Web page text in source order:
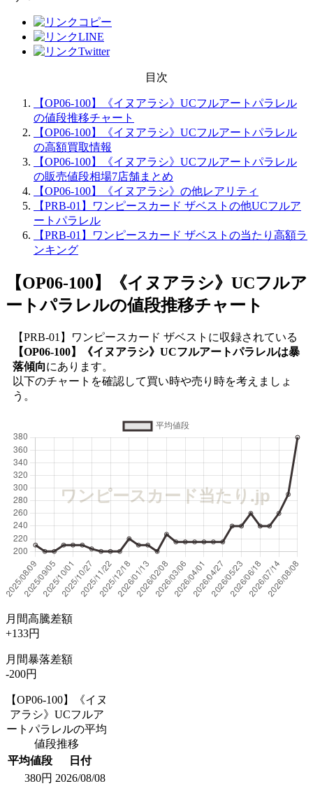
目次
【OP06-100】《イヌアラシ》UCフルアートパラレル
の値段推移チャート
【OP06-100】《イヌアラシ》UCフルアートパラレル
の高額買取情報
【OP06-100】《イヌアラシ》UCフルアートパラレル
の販売値段相場7店舗まとめ
【OP06-100】《イヌアラシ》の他レアリティ
【PRB-01】ワンピースカード ザベストの他UCフルア
ートパラレル
【PRB-01】ワンピースカード ザベストの当たり高額ラ
ンキング
【OP06-100】《イヌアラシ》UCフルア
ートパラレルの値段推移チャート
【PRB-01】ワンピースカード ザベストに収録されている
【OP06-100】《イヌアラシ》UCフルアートパラレルは暴
落傾向にあります。
以下のチャートを確認して買い時や売り時を考えましょ
う。
月間高騰差額
+133円
月間暴落差額
-200円
【OP06-100】《イヌ
アラシ》UCフルア
ートパラレルの平均
値段推移
平均値段
日付
380円 2026/08/08